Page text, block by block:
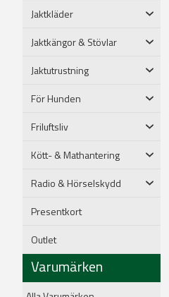
Jaktkläder
Jaktkängor & Stövlar
Jaktutrustning
För Hunden
Friluftsliv
Kött- & Mathantering
Radio & Hörselskydd
Presentkort
Outlet
Varumärken